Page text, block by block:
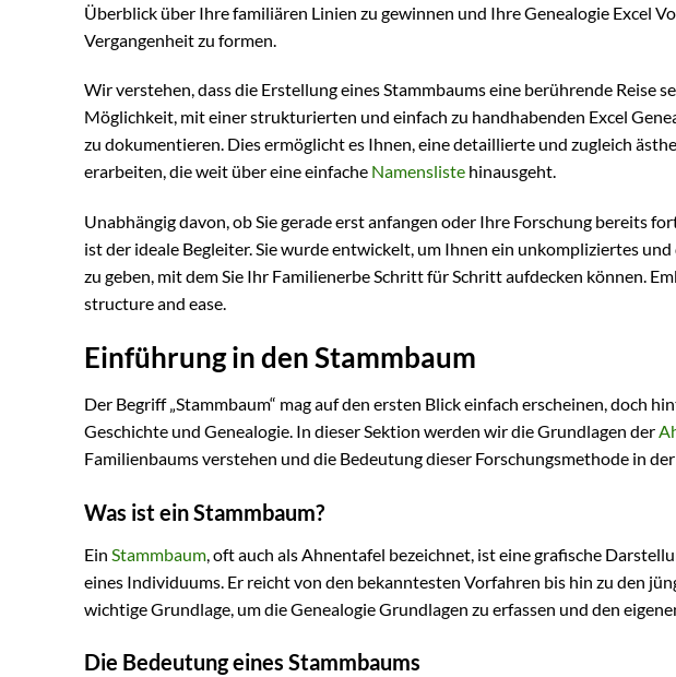
Überblick über Ihre familiären Linien zu gewinnen und Ihre Genealogie Excel
Vergangenheit zu formen.
Wir verstehen, dass die Erstellung eines Stammbaums eine berührende Reise
Möglichkeit, mit einer strukturierten und einfach zu handhabenden Excel
zu dokumentieren. Dies ermöglicht es Ihnen, eine detaillierte und zugleich
erarbeiten, die weit über eine einfache Namensliste hinausgeht.
Unabhängig davon, ob Sie gerade erst anfangen oder Ihre Forschung bereits
ist der ideale Begleiter. Sie wurde entwickelt, um Ihnen ein unkompliziertes
zu geben, mit dem Sie Ihr Familienerbe Schritt für Schritt aufdecken können.
structure and ease.
Einführung in den Stammbaum
Der Begriff „Stammbaum“ mag auf den ersten Blick einfach erscheinen, doch
Geschichte und Genealogie. In dieser Sektion werden wir die Grundlagen der
Familienbaums verstehen und die Bedeutung dieser Forschungsmethode in
Was ist ein Stammbaum?
Ein Stammbaum , oft auch als Ahnentafel bezeichnet, ist eine grafische
eines Individuums. Er reicht von den bekanntesten Vorfahren bis hin zu den
wichtige Grundlage, um die Genealogie Grundlagen zu erfassen und den
Die Bedeutung eines Stammbaums